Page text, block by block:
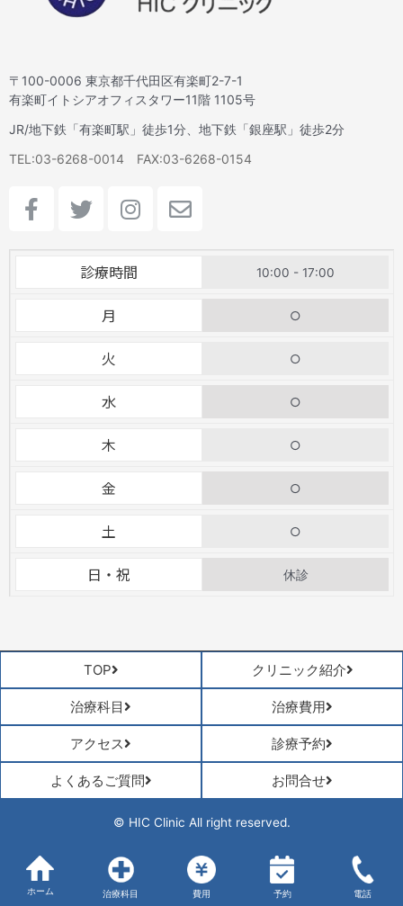
〒100-0006 東京都千代田区有楽町2-7-1
有楽町イトシアオフィスタワー11階 1105号
JR/地下鉄「有楽町駅」徒歩1分、地下鉄「銀座駅」徒歩2分
TEL:03-6268-0014 FAX:03-6268-0154
F
a
T
w
t
t
I
n
t
a
E
n
診療時間 10:00 - 17:00
月 ○
火 ○
水 ○
木 ○
金 ○
土 ○
日・祝 休診
TOP クリニック紹介
治療科目 治療費用
アクセス 診療予約
よくあるご質問 お問合せ
© HIC Clinic All right reserved.
ホーム 治療科目 費用 予約 電話